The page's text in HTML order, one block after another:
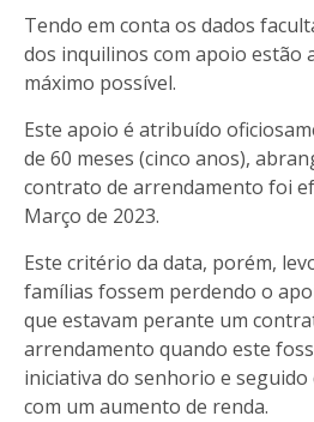
Tendo em conta os dados
dos inquilinos com apoio estão
máximo possível.
Este apoio é atribuído
de 60 meses (cinco anos),
contrato de arrendamento foi
Março de 2023.
Este critério da data, porém,
famílias fossem perdendo o
que estavam perante um
arrendamento quando este
iniciativa do senhorio e
com um aumento de renda.